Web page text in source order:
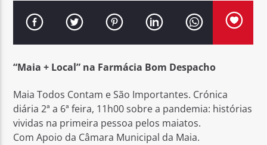
FAIXA ATUAL
LINDA NETO
“Maia + Local” na Farmácia Bom Despacho
Maia Todos Contam e São Importantes. Crónica
diária 2ª a 6ª feira, 11h00 sobre a pandemia: histórias
vividas na primeira pessoa pelos maiatos.
Com Apoio da Câmara Municipal da Maia.